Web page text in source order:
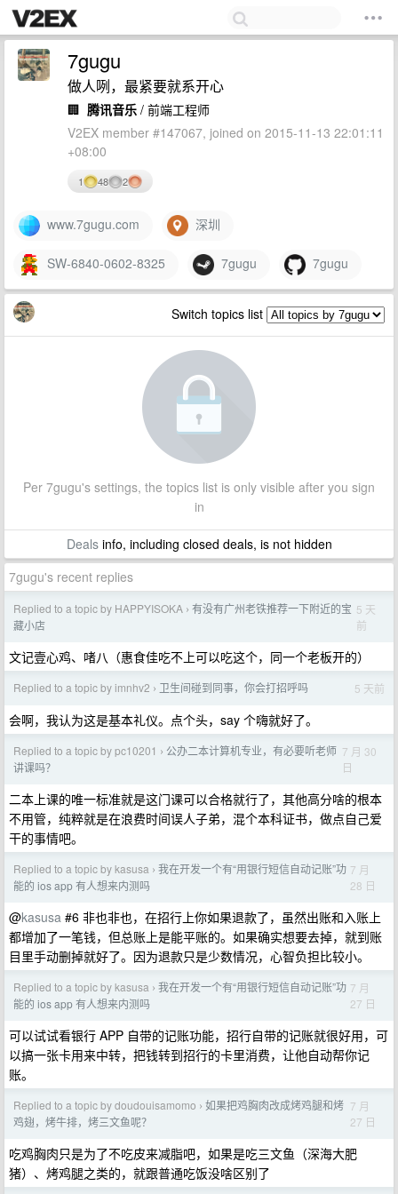
7gugu
做人咧，最紧要就系开心
🏢 腾讯音乐 / 前端工程师
V2EX member #147067, joined on 2015-11-13 22:01:11
+08:00
1 48 2
www.7gugu.com 深圳
SW-6840-0602-8325 7gugu 7gugu
Switch topics list
Per 7gugu's settings, the topics list is only visible after you sign
in
Dealsinfo, including closed deals, is not hidden
7gugu's recent replies
Replied to a topic by HAPPYISOKA › 有没有广州老铁推荐一下附近的宝
藏小店
5 天
前
文记壹心鸡、啫八（惠食佳吃不上可以吃这个，同一个老板开的）
Replied to a topic by imnhv2 › 卫生间碰到同事，你会打招呼吗 5 天前
会啊，我认为这是基本礼仪。点个头，say 个嗨就好了。
Replied to a topic by pc10201 › 公办二本计算机专业，有必要听老师
讲课吗？
7 月 30
日
二本上课的唯一标准就是这门课可以合格就行了，其他高分啥的根本
不用管，纯粹就是在浪费时间误人子弟，混个本科证书，做点自己爱
干的事情吧。
Replied to a topic by kasusa › 我在开发一个有“用银行短信自动记账”功
能的 ios app 有人想来内测吗
7 月
28 日
@kasusa #6 非也非也，在招行上你如果退款了，虽然出账和入账上
都增加了一笔钱，但总账上是能平账的。如果确实想要去掉，就到账
目里手动删掉就好了。因为退款只是少数情况，心智负担比较小。
Replied to a topic by kasusa › 我在开发一个有“用银行短信自动记账”功
能的 ios app 有人想来内测吗
7 月
27 日
可以试试看银行 APP 自带的记账功能，招行自带的记账就很好用，可
以搞一张卡用来中转，把钱转到招行的卡里消费，让他自动帮你记
账。
Replied to a topic by doudouisamomo › 如果把鸡胸肉改成烤鸡腿和烤
鸡翅，烤牛排，烤三文鱼呢？
7 月
27 日
吃鸡胸肉只是为了不吃皮来减脂吧，如果是吃三文鱼（深海大肥
猪）、烤鸡腿之类的，就跟普通吃饭没啥区别了